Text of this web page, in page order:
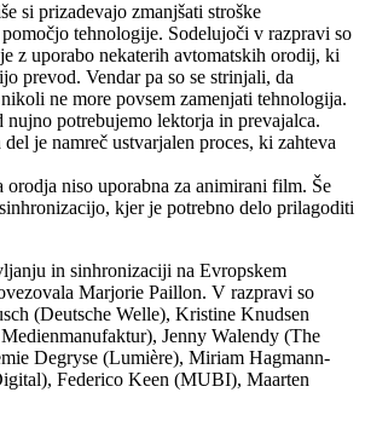
si prizadevajo zmanjšati stroške
tehnologije. Sodelujoči v razpravi so
z uporabo nekaterih avtomatskih orodij, ki
prevod. Vendar pa so se strinjali, da
ne more povsem zamenjati tehnologija.
nujno potrebujemo lektorja in prevajalca.
je namreč ustvarjalen proces, ki zahteva
orodja niso uporabna za animirani film. Še
kjer je potrebno delo prilagoditi
in sinhronizaciji na Evropskem
Marjorie Paillon. V razpravi so
(Deutsche Welle), Kristine Knudsen
Jenny Walendy (The
Degryse (Lumière), Miriam Hagmann-
Federico Keen (MUBI), Maarten